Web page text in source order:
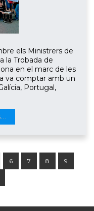
els Ministrers de
la Trobada de
en el marc de les
va comptar amb un
Portugal,
6 7 8 9